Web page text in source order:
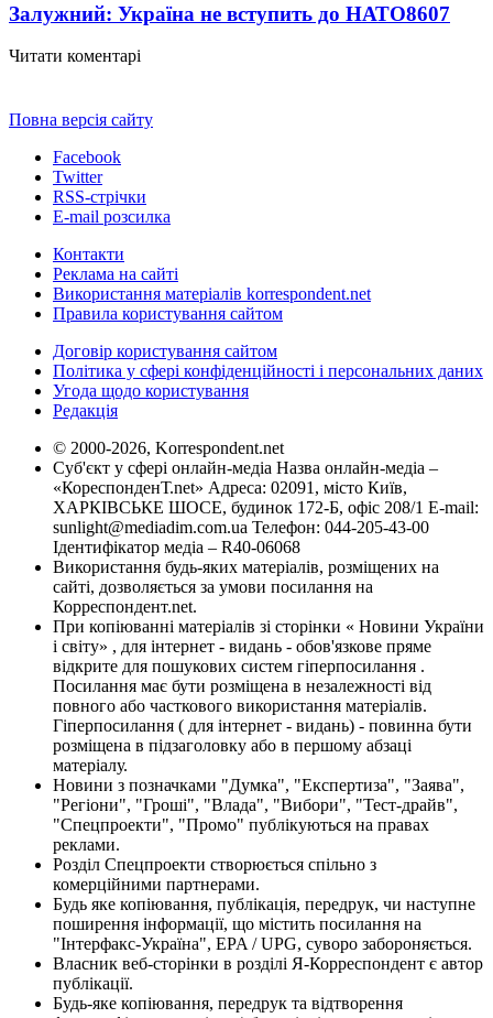
Залужний: Україна не вступить до НАТО8607
Читати коментарі
Повна версія сайту
Facebook
Twitter
RSS-стрічки
E-mail розсилка
Контакти
Реклама на сайті
Використання матеріалів korrespondent.net
Правила користування сайтом
Договір користування сайтом
Політика у сфері конфіденційності і персональних даних
Угода щодо користування
Редакція
© 2000-2026, Korrespondent.net
Суб'єкт у сфері онлайн-медіа Назва онлайн-медіа –
«КореспонденТ.net» Адреса: 02091, місто Київ,
ХАРКІВСЬКЕ ШОСЕ, будинок 172-Б, офіс 208/1 E-mail:
sunlight@mediadim.com.ua Телефон: 044-205-43-00
Ідентифікатор медіа – R40-06068
Використання будь-яких матеріалів, розміщених на
сайті, дозволяється за умови посилання на
Корреспондент.net.
При копіюванні матеріалів зі сторінки « Новини України
і світу» , для інтернет - видань - обов'язкове пряме
відкрите для пошукових систем гіперпосилання .
Посилання має бути розміщена в незалежності від
повного або часткового використання матеріалів.
Гіперпосилання ( для інтернет - видань) - повинна бути
розміщена в підзаголовку або в першому абзаці
матеріалу.
Новини з позначками "Думка", "Експертиза", "Заява",
"Регіони", "Гроші", "Влада", "Вибори", "Тест-драйв",
"Спецпроекти", "Промо" публікуються на правах
реклами.
Розділ Спецпроекти створюється спільно з
комерційними партнерами.
Будь яке копіювання, публікація, передрук, чи наступне
поширення інформації, що містить посилання на
"Інтерфакс-Україна", EPA / UPG, суворо забороняється.
Власник веб-сторінки в розділі Я-Корреспондент є автор
публікації.
Будь-яке копіювання, передрук та відтворення